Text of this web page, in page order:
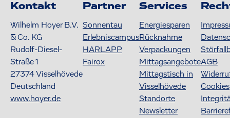
Kontakt
Wilhelm Hoyer B.V.
& Co. KG
Rudolf-Diesel-
Straße 1
27374Visselhövede
Deutschland
www.hoyer.de
Partner
Sonnentau
Erlebniscampus
HARLAPP
Fairox
Services
Energiesparen
Rücknahme
Verpackungen
Mittagsangebote
Mittagstisch in
Visselhövede
Standorte
Newsletter
AGB
Cookies